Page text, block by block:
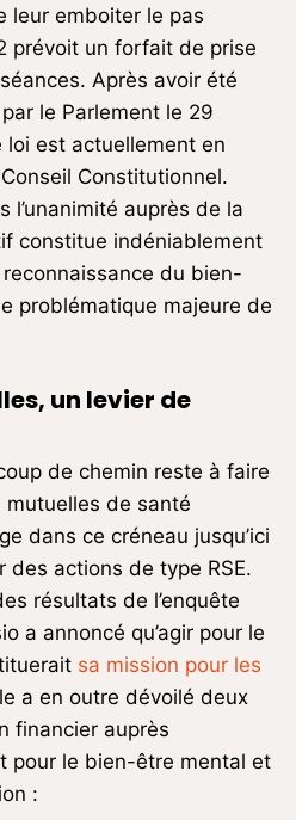
leur emboiter le pas
prévoit un forfait de prise
Après avoir été
le Parlement le 29
est actuellement en
Constitutionnel.
l’unanimité auprès de la
constitue indéniablement
du bien-
problématique majeure de
un levier de
de chemin reste à faire
de santé
dans ce créneau jusqu’ici
des actions de type RSE.
résultats de l’enquête
a annoncé qu’agir pour le
sa mission pour les
a en outre dévoilé deux
financier auprès
pour le bien-être mental et
: